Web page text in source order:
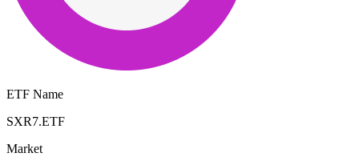
ETF Name
SXR7.ETF
Market